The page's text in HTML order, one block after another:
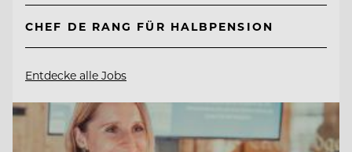
CHEF DE RANG FÜR HALBPENSION
Entdecke alle Jobs